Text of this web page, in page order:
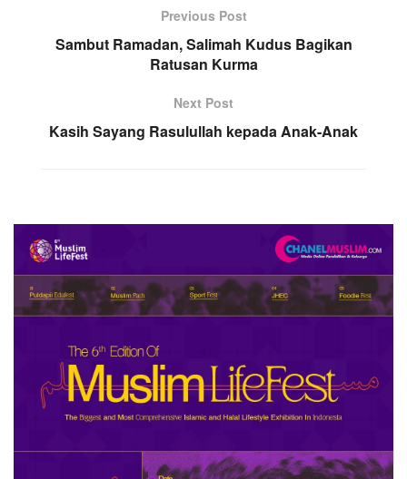
Previous Post
Sambut Ramadan, Salimah Kudus Bagikan
Ratusan Kurma
Next Post
Kasih Sayang Rasulullah kepada Anak-Anak